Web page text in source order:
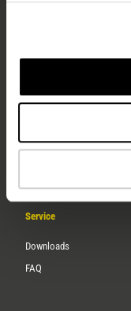
Über uns
Service
Downloads
FAQ